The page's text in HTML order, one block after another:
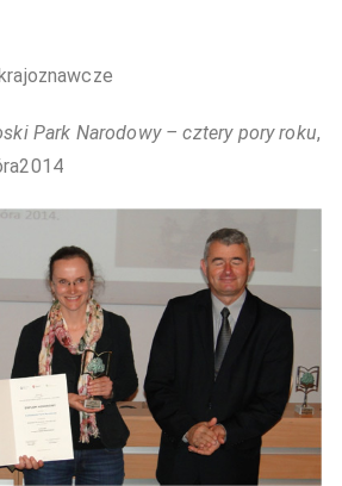
Park Narodowy – cztery pory roku,